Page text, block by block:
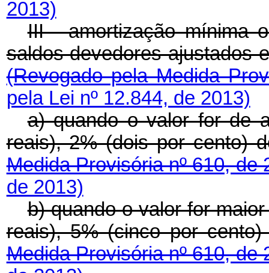
2013)
III - amortização mínima
saldos devedores ajustados
(Revogado pela Medida
pela Lei nº 12.844, de 2013)
a) quando o valor for de
reais), 2% (dois por cento)
Medida Provisória nº 610, de
de 2013)
b) quando o valor for
reais), 5% (cinco por
Medida Provisória nº 610, de